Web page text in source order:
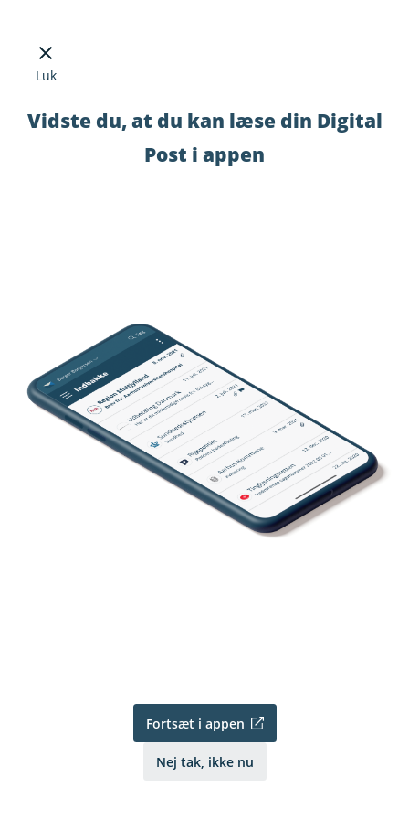
Luk
Vidste du, at du kan læse din Digital
Post i appen
Fortsæt i appen
Nej tak, ikke nu